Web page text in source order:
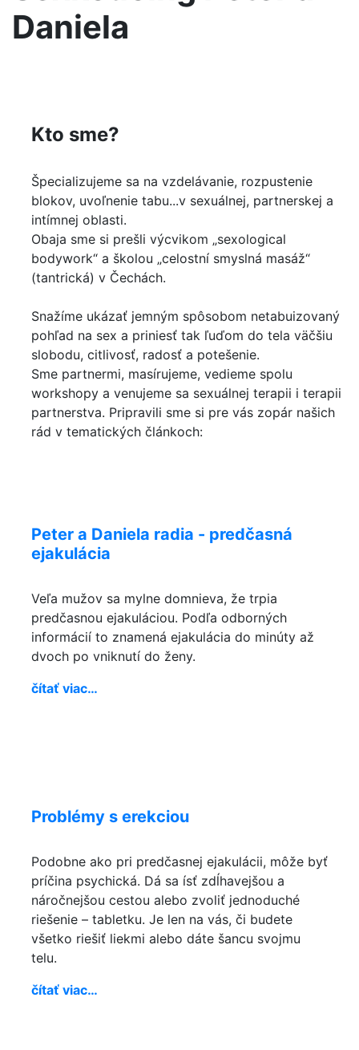
Daniela
Kto sme?
Špecializujeme sa na vzdelávanie, rozpustenie
blokov, uvoľnenie tabu...v sexuálnej, partnerskej a
intímnej oblasti.
Obaja sme si prešli výcvikom „sexological
bodywork“ a školou „celostní smyslná masáž“
(tantrická) v Čechách.
Snažíme ukázať jemným spôsobom netabuizovaný
pohľad na sex a priniesť tak ľuďom do tela väčšiu
slobodu, citlivosť, radosť a potešenie.
Sme partnermi, masírujeme, vedieme spolu
workshopy a venujeme sa sexuálnej terapii i terapii
partnerstva. Pripravili sme si pre vás zopár našich
rád v tematických článkoch:
Peter a Daniela radia - predčasná
ejakulácia
Veľa mužov sa mylne domnieva, že trpia
predčasnou ejakuláciou. Podľa odborných
informácií to znamená ejakulácia do minúty až
dvoch po vniknutí do ženy.
čítať viac…
Problémy s erekciou
Podobne ako pri predčasnej ejakulácii, môže byť
príčina psychická. Dá sa ísť zdĺhavejšou a
náročnejšou cestou alebo zvoliť jednoduché
riešenie – tabletku. Je len na vás, či budete
všetko riešiť liekmi alebo dáte šancu svojmu
telu.
čítať viac…